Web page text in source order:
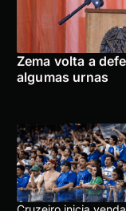
Zema volta a
algumas urnas